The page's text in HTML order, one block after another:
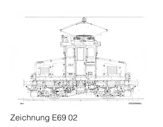
Zeichnung E69 02